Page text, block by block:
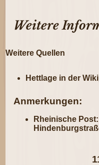
Weitere
Anmerkungen:
Rheinische
Weitere Quellen
Hettlage in der